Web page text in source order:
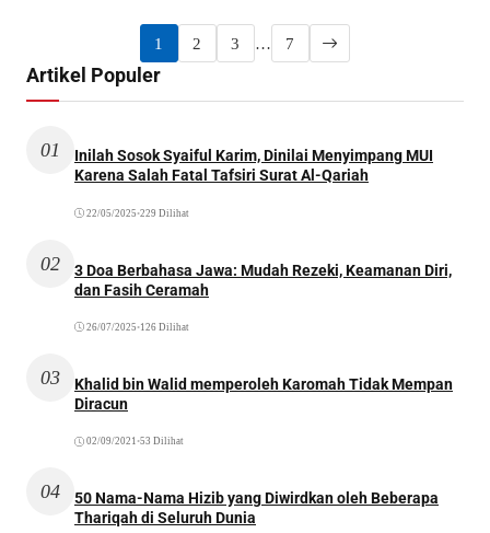
1 2 3 … 7
Artikel Populer
01
Inilah Sosok Syaiful Karim, Dinilai Menyimpang MUI
Karena Salah Fatal Tafsiri Surat Al-Qariah
22/05/2025 •229 Dilihat
02
3 Doa Berbahasa Jawa: Mudah Rezeki, Keamanan Diri,
dan Fasih Ceramah
26/07/2025 •126 Dilihat
03
Khalid bin Walid memperoleh Karomah Tidak Mempan
Diracun
02/09/2021 •53 Dilihat
04
50 Nama-Nama Hizib yang Diwirdkan oleh Beberapa
Thariqah di Seluruh Dunia